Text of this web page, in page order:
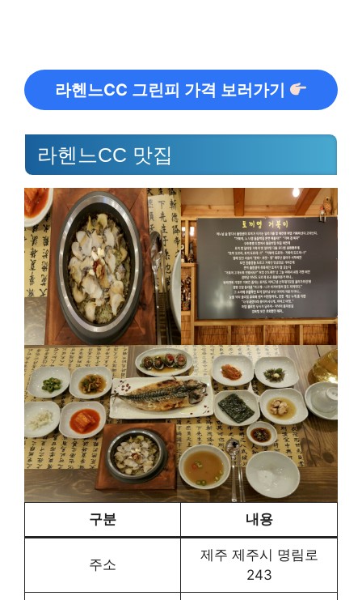
라헨느CC 그린피 가격 보러가기
라헨느CC 맛집
구분 내용
주소
제주 제주시 명림로
243